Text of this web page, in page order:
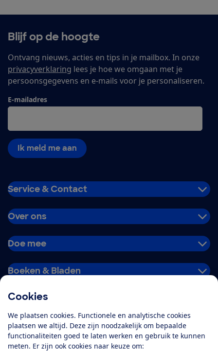
Cookies
We plaatsen cookies. Functionele en analytische cookies
plaatsen we altijd. Deze zijn noodzakelijk om bepaalde
functionaliteiten goed te laten werken en gebruik te kunnen
meten. Er zijn ook cookies naar keuze om:
Blijf op de hoogte
Ontvang nieuws, acties en tips in je mailbox. In onze
privacyverklaring lees je hoe we omgaan met je
persoonsgegevens en e-mails voor je personaliseren.
E-mailadres
Ik meld me aan
Service & Contact
Over ons
Doe mee
Boeken & Bladen
Alles over de